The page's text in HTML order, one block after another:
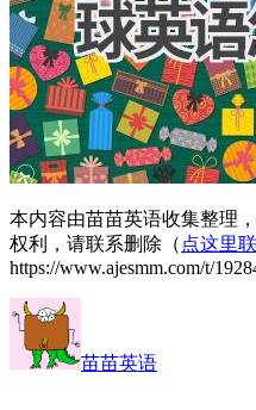
本内容由苗苗英语收集整理
权利，请联系删除（ 点这里
https://www.ajesmm.com/t/
苗苗英语